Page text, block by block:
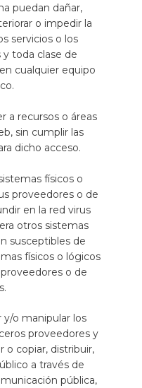
puedan dañar,
o impedir la
servicios o los
toda clase de
cualquier equipo
a recursos o áreas
sin cumplir las
dicho acceso.
físicos o
proveedores o de
en la red virus
otros sistemas
susceptibles de
físicos o lógicos
o de
y/o manipular los
proveedores y
o copiar, distribuir,
a través de
pública,